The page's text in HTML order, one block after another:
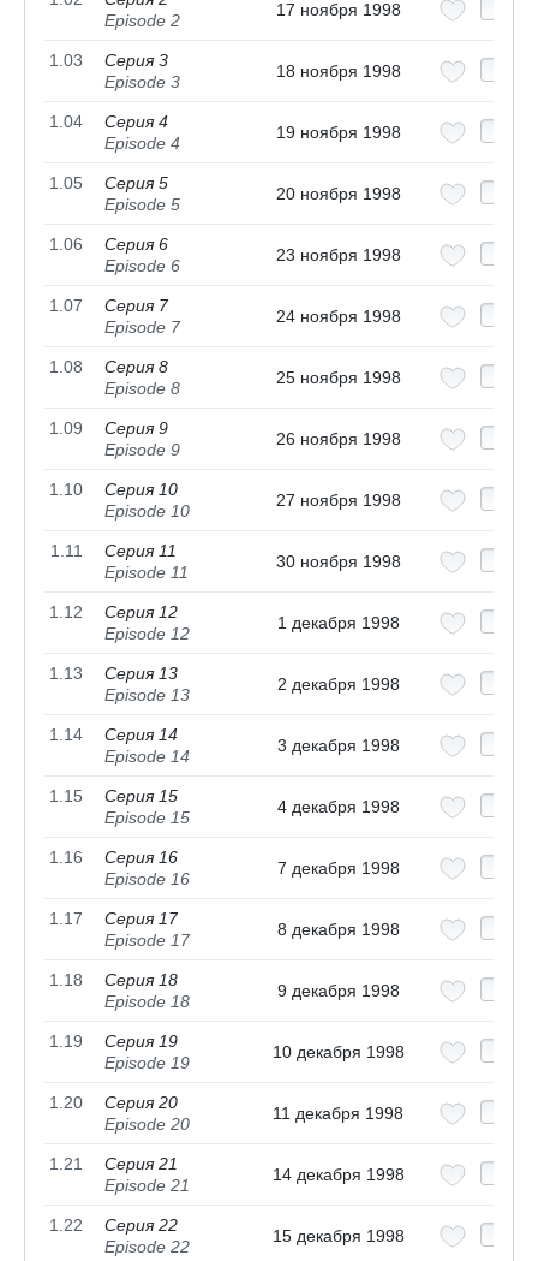
Episode 2
17 ноября 1998
1.03
Серия 3
Episode 3
18 ноября 1998
1.04
Серия 4
Episode 4
19 ноября 1998
1.05
Серия 5
Episode 5
20 ноября 1998
1.06
Серия 6
Episode 6
23 ноября 1998
1.07
Серия 7
Episode 7
24 ноября 1998
1.08
Серия 8
Episode 8
25 ноября 1998
1.09
Серия 9
Episode 9
26 ноября 1998
1.10
Серия 10
Episode 10
27 ноября 1998
1.11
Серия 11
Episode 11
30 ноября 1998
1.12
Серия 12
Episode 12
1 декабря 1998
1.13
Серия 13
Episode 13
2 декабря 1998
1.14
Серия 14
Episode 14
3 декабря 1998
1.15
Серия 15
Episode 15
4 декабря 1998
1.16
Серия 16
Episode 16
7 декабря 1998
1.17
Серия 17
Episode 17
8 декабря 1998
1.18
Серия 18
Episode 18
9 декабря 1998
1.19
Серия 19
Episode 19
10 декабря 1998
1.20
Серия 20
Episode 20
11 декабря 1998
1.21
Серия 21
Episode 21
14 декабря 1998
1.22
Серия 22
Episode 22
15 декабря 1998